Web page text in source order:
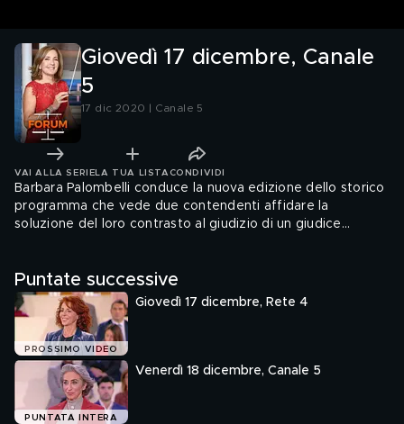
Giovedì 17 dicembre, Canale
5
17 dic 2020 | Canale 5
VAI ALLA SERIE LA TUA LISTA CONDIVIDI
Barbara Palombelli conduce la nuova edizione dello storico
programma che vede due contendenti affidare la
soluzione del loro contrasto al giudizio di un giudice
Puntate successive
PROSSIMO VIDEO
Giovedì 17 dicembre, Rete 4
PUNTATA INTERA
Venerdì 18 dicembre, Canale 5